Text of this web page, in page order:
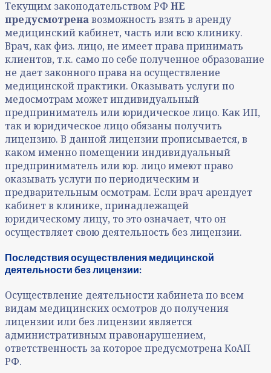
Текущим законодательством РФ НЕ
предусмотренавозможность взять в аренду
медицинский кабинет, часть или всю клинику.
Врач, как физ. лицо, не имеет права принимать
клиентов, т.к. само по себе полученное образование
не дает законного права на осуществление
медицинской практики. Оказывать услуги по
медосмотрам может индивидуальный
предприниматель или юридическое лицо. Как ИП,
так и юридическое лицо обязаны получить
лицензию. В данной лицензии прописывается, в
каком именно помещении индивидуальный
предприниматель или юр. лицо имеют право
оказывать услуги по периодическим и
предварительным осмотрам. Если врач арендует
кабинет в клинике, принадлежащей
юридическому лицу, то это означает, что он
осуществляет свою деятельность без лицензии.
Последствия осуществления медицинской
деятельности без лицензии:
Осуществление деятельности кабинета по всем
видам медицинских осмотров до получения
лицензии или без лицензии является
административным правонарушением,
ответственность за которое предусмотрена КоАП
РФ.